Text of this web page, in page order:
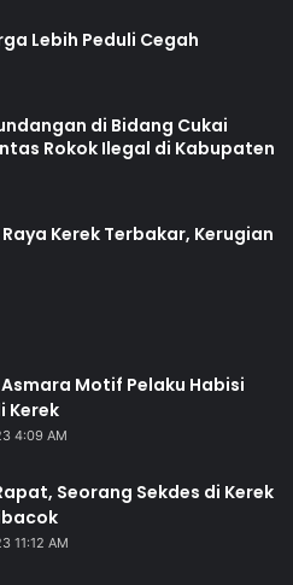
Lebih Peduli Cegah
di Bidang Cukai
Rokok Ilegal di Kabupaten
Kerek Terbakar, Kerugian
Motif Pelaku Habisi
Kerek
4:09 AM
Seorang Sekdes di Kerek
11:12 AM